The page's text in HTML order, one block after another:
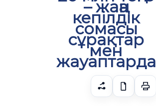
– жаңа
кепілдік
сомасы
сұрақтар
мен
жауаптарда